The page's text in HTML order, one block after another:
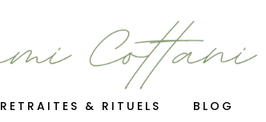
RETRAITES & RITUELS BLOG